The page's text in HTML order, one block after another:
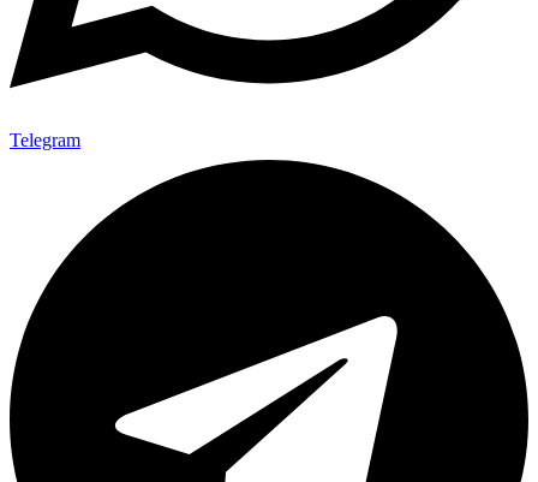
Telegram